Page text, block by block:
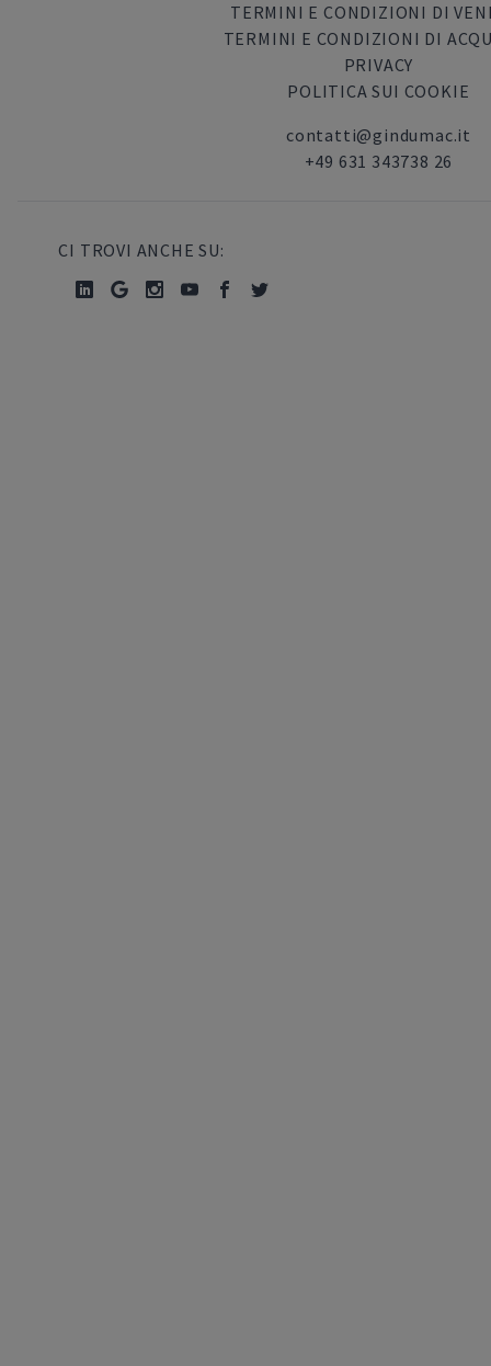
TERMINI E CONDIZIONI DI
TERMINI E CONDIZIONI DI
PRIVACY
POLITICA SUI COOKIE
contatti@gindumac.it
+49 631 343738 26
CI TROVI ANCHE SU: